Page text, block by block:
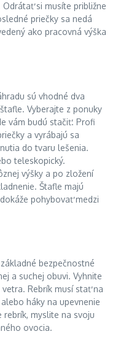
si musíte približne
priečky sa nedá
ako pracovná výška
sú vhodné dva
Vyberajte z ponuky
vám budú stačiť. Profi
a vyrábajú sa
do tvaru lešenia.
teleskopický.
výšky a po zložení
Štafle majú
pohybovať medzi
bezpečnostné
a suchej obuvi. Vyhnite
Rebrík musí stať na
háky na upevnenie
rebrík, myslite na svoju
ovocia.